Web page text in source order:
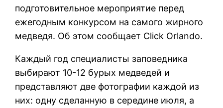
подготовительное мероприятие перед
ежегодным конкурсом на самого жирного
медведя. Об этом сообщает Click Orlando.
Каждый год специалисты заповедника
выбирают 10-12 бурых медведей и
представляют две фотографии каждой из
них: одну сделанную в середине июля, а